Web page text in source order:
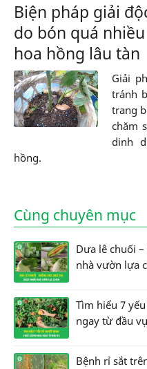
Biện pháp giải
do bón quá
hoa hồng lâu tàn
Giải
tránh
trang
chăm
dinh
hồng.
Cùng chuyên mục
Dưa lê chuối
nhà vườn lựa
Tìm hiểu 7
ngay từ đầu vụ
Bệnh rỉ sắt